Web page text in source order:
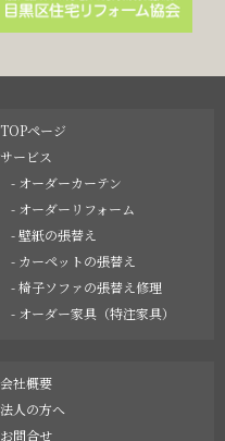
TOPページ
サービス
- オーダーカーテン
- オーダーリフォーム
- 壁紙の張替え
- カーペットの張替え
- 椅子ソファの張替え修理
- オーダー家具（特注家具）
会社概要
法人の方へ
お問合せ